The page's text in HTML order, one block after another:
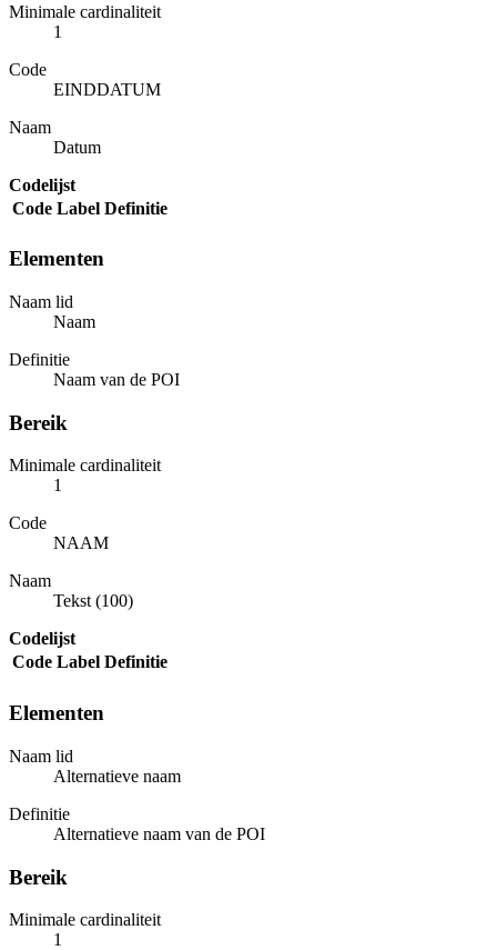
Minimale cardinaliteit
1
Code
EINDDATUM
Naam
Datum
Codelijst
Code Label Definitie
Elementen
Naam lid
Naam
Definitie
Naam van de POI
Bereik
Minimale cardinaliteit
1
Code
NAAM
Naam
Tekst (100)
Codelijst
Code Label Definitie
Elementen
Naam lid
Alternatieve naam
Definitie
Alternatieve naam van de POI
Bereik
Minimale cardinaliteit
1